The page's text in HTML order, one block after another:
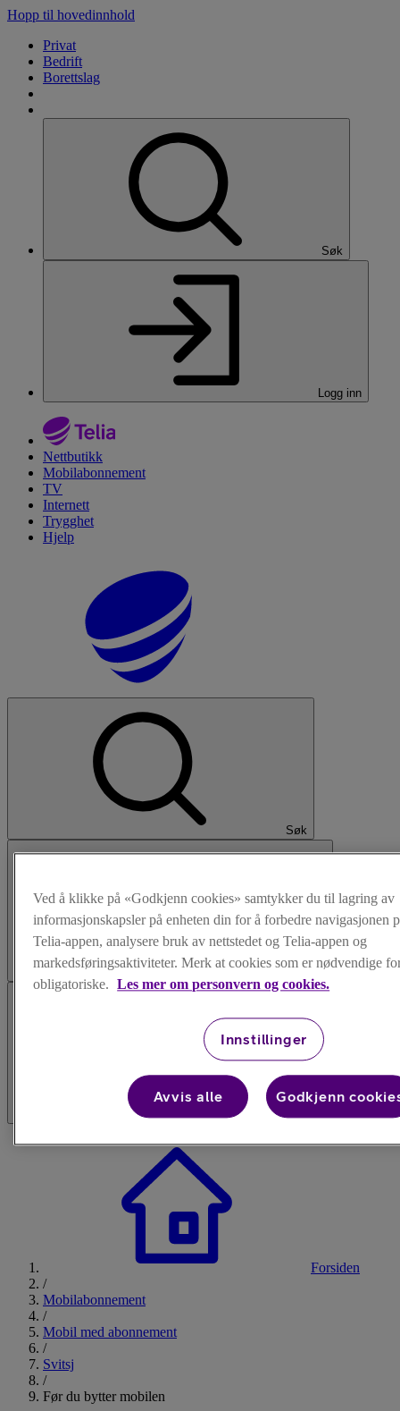
Hopp til hovedinnhold
Privat
Bedrift
Borettslag
Søk
Logg inn
Nettbutikk
Mobilabonnement
TV
Internett
Trygghet
Hjelp
Søk
Logg inn
Meny
Forsiden
/
Mobilabonnement
/
Mobil med abonnement
/
Svitsj
/
Før du bytter mobilen
Ved å klikke på «Godkjenn cookies» samtykker du til lagring av
informasjonskapsler på enheten din for å forbedre navigasjonen
Telia-appen, analysere bruk av nettstedet og Telia-appen og
markedsføringsaktiviteter. Merk at cookies som er nødvendige
obligatoriske. Les mer om personvern og cookies.
Innstillinger
Avvis alle Godkjenn